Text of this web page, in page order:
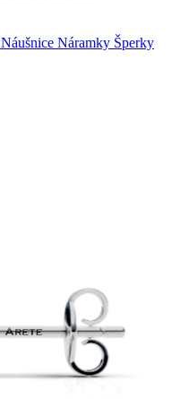
Náušnice Náramky Šperky